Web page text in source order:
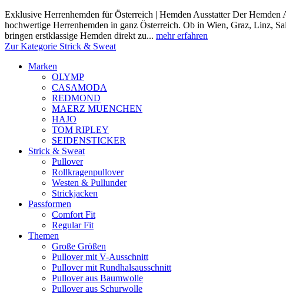
Exklusive Herrenhemden für Österreich | Hemden Ausstatter Der Hemden
hochwertige Herrenhemden in ganz Österreich. Ob in Wien, Graz, Linz,
bringen erstklassige Hemden direkt zu... mehr erfahren
Zur Kategorie Strick & Sweat
Marken
OLYMP
CASAMODA
REDMOND
MAERZ MUENCHEN
HAJO
TOM RIPLEY
SEIDENSTICKER
Strick & Sweat
Pullover
Rollkragenpullover
Westen & Pullunder
Strickjacken
Passformen
Comfort Fit
Regular Fit
Themen
Große Größen
Pullover mit V-Ausschnitt
Pullover mit Rundhalsausschnitt
Pullover aus Baumwolle
Pullover aus Schurwolle